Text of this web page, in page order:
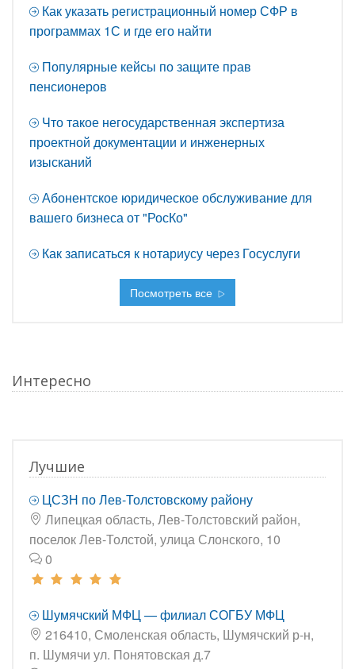
Как указать регистрационный номер СФР в
программах 1С и где его найти
Популярные кейсы по защите прав
пенсионеров
Что такое негосударственная экспертиза
проектной документации и инженерных
изысканий
Абонентское юридическое обслуживание для
вашего бизнеса от "РосКо"
Как записаться к нотариусу через Госуслуги
Посмотреть все
Интересно
Лучшие
ЦСЗН по Лев-Толстовскому району
Липецкая область, Лев-Толстовский район,
поселок Лев-Толстой, улица Слонского, 10
0
Шумячский МФЦ — филиал СОГБУ МФЦ
216410, Смоленская область, Шумячский р-н,
п. Шумячи ул. Понятовская д.7